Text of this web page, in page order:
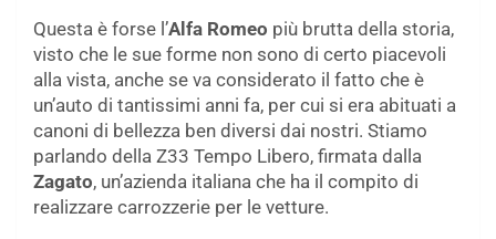
Questa è forse l’Alfa Romeo più brutta della storia,
visto che le sue forme non sono di certo piacevoli
alla vista, anche se va considerato il fatto che è
un’auto di tantissimi anni fa, per cui si era abituati a
canoni di bellezza ben diversi dai nostri. Stiamo
parlando della Z33 Tempo Libero, firmata dalla
Zagato, un’azienda italiana che ha il compito di
realizzare carrozzerie per le vetture.